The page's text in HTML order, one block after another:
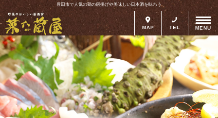
豊田市で人気の鶏の唐揚げや美味しい日本酒を味わう
MAP TEL MENU